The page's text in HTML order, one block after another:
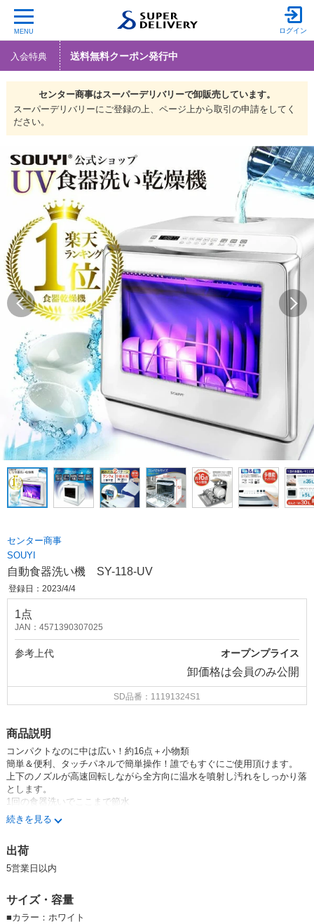
MENU ログイン
入会特典 送料無料クーポン発行中
センター商事はスーパーデリバリーで卸販売しています。
スーパーデリバリーにご登録の上、ページ上から取引の申請をしてく
ださい。
センター商事
SOUYI
自動食器洗い機 SY-118-UV
登録日：2023/4/4
1点
JAN：4571390307025
参考上代 オープンプライス
卸価格は会員のみ公開
SD品番：11191324S1
商品説明
コンパクトなのに中は広い！約16点＋小物類
簡単＆便利、タッチパネルで簡単操作！誰でもすぐにご使用頂けます。
上下のノズルが高速回転しながら全方向に温水を噴射し汚れをしっかり落
とします。
1回の食器洗いでここまで節水
普通に食器を洗うと約35Lの水を使用
本商品で洗うと約5Lの水を使用
標準食器約16点＋小物類（箸・スプーン・フォーク・レンゲ等）を収納す
ることができます。
ができます。
かごもセットでお送りします。
続きを見る
出荷
5営業日以内
サイズ・容量
■カラー：ホワイト